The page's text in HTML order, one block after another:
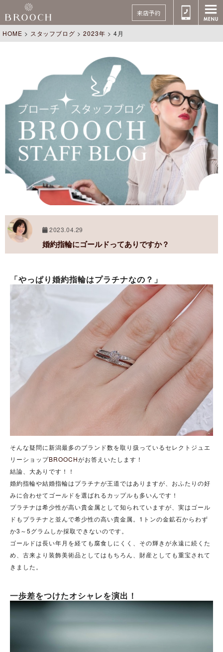
来店予約
HOME > スタッフブログ >2023年 > 4月
2023.04.29
婚約指輪にゴールドってありですか？
「やっぱり婚約指輪はプラチナなの？」
そんな疑問に新潟最多のブランド数を取り扱っているセレクトジュエ
リーショップBROOCHがお答えいたします！
結論、大ありです！！
婚約指輪や結婚指輪はプラチナが王道ではありますが、おふたりの好
みに合わせてゴールドを選ばれるカップルも多いんです！
プラチナは希少性が高い貴金属として知られていますが、実はゴール
ドもプラチナと並んで希少性の高い貴金属。1トンの金鉱石からわず
か3～5グラムしか採取できないのです。
ゴールドは長い年月を経ても腐食しにくく、その輝きが永遠に続くた
め、古来より装飾美術品としてはもちろん、財産としても重宝されて
きました。
一歩差をつけたオシャレを演出！